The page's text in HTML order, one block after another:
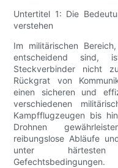
Untertitel 1: Die
verstehen
Im militärischen
entscheidend sind,
Steckverbinder nicht
Rückgrat von
einen sicheren und
verschiedenen
Kampfflugzeugen bis
Drohnen
reibungslose Abläufe
unter härtesten
Gefechtsbedingungen.